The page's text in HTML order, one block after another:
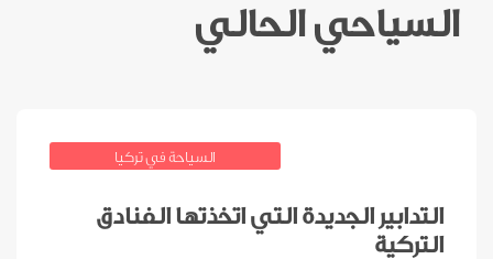
السياحي الحالي
السياحة في تركيا
التدابير الجديدة التي اتخذتها الفنادق
التركية